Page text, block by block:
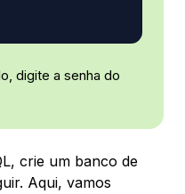
digite a senha do
crie um banco de
Aqui, vamos